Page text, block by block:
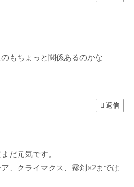
もちょっと関係あるのかな
返信
だ元気です。
、クライマクス、霧剣×2までは